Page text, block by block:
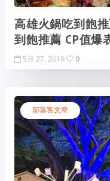
高雄火鍋吃到飽
到飽推薦 CP值爆
5月 27, 2019 0
部落客文章